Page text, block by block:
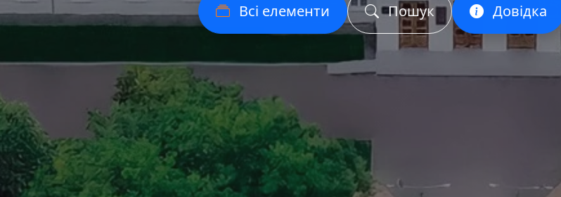
Всі елементи Пошук Довідка